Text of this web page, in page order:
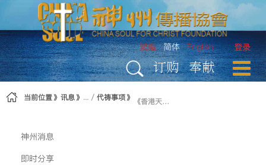
跳转到内容
登录
繁體 简体 English
订购 奉献
当前位置 讯息 代祷事项 《香港天歌2014》DVD制作完成
神州消息
即时分享